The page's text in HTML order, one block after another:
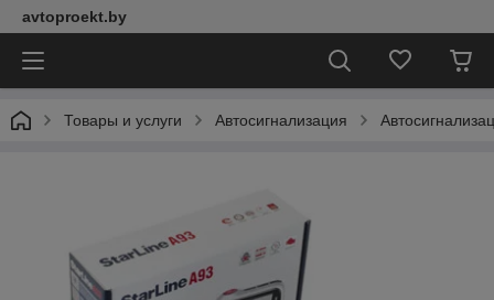
avtoproekt.by
Товары и услуги Автосигнализация